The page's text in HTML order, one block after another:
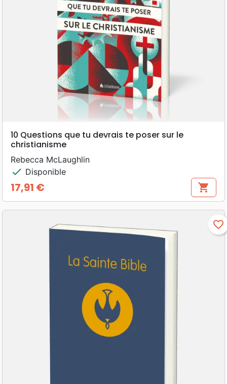
10 Questions que tu devrais te poser sur le
christianisme
Rebecca McLaughlin
check Disponible
Prix
17,91 € shopping_cart
favorite_border